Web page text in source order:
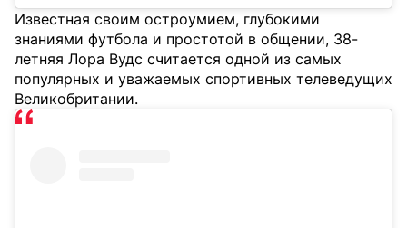
Известная своим остроумием, глубокими
знаниями футбола и простотой в общении, 38-
летняя Лора Вудс считается одной из самых
популярных и уважаемых спортивных телеведущих
Великобритании.